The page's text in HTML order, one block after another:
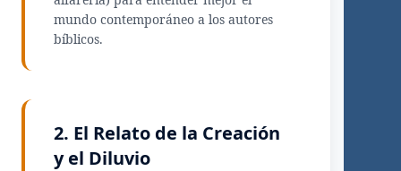
mundo contemporáneo a los autores
bíblicos.
2. El Relato de la Creación
y el Diluvio